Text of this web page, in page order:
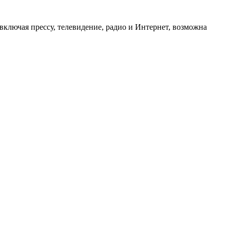
прессу, телевидение, радио и Интернет, возможна